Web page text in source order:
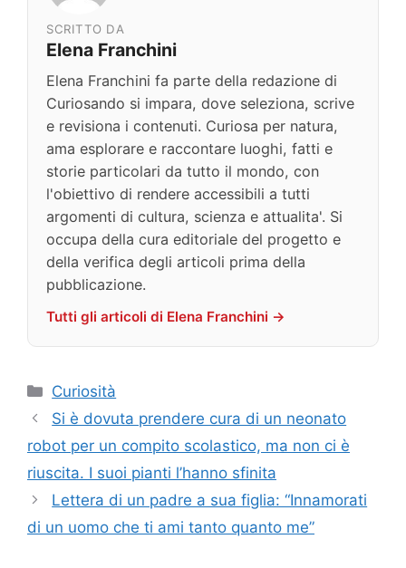
SCRITTO DA
Elena Franchini
Elena Franchini fa parte della redazione di
Curiosando si impara, dove seleziona, scrive
e revisiona i contenuti. Curiosa per natura,
ama esplorare e raccontare luoghi, fatti e
storie particolari da tutto il mondo, con
l'obiettivo di rendere accessibili a tutti
argomenti di cultura, scienza e attualita'. Si
occupa della cura editoriale del progetto e
della verifica degli articoli prima della
pubblicazione.
Tutti gli articoli di Elena Franchini →
Categorie
Curiosità
Si è dovuta prendere cura di un neonato
robot per un compito scolastico, ma non ci è
riuscita. I suoi pianti l’hanno sfinita
Lettera di un padre a sua figlia: “Innamorati
di un uomo che ti ami tanto quanto me”